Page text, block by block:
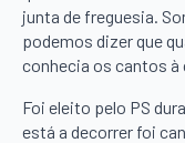
junta de freguesia.
podemos dizer que
conhecia os cantos à
Foi eleito pelo PS
está a decorrer foi